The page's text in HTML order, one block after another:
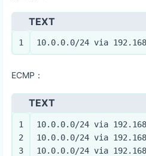
TEXT
1 10.0.0.0/24 via
ECMP：
TEXT
1
2
3
10.0.0.0/24 via
10.0.0.0/24 via
10.0.0.0/24 via